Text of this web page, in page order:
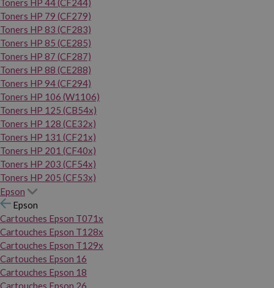
Toners HP 44 (CF244)
Toners HP 79 (CF279)
Toners HP 83 (CF283)
Toners HP 85 (CE285)
Toners HP 87 (CF287)
Toners HP 88 (CE288)
Toners HP 94 (CF294)
Toners HP 106 (W1106)
Toners HP 125 (CB54x)
Toners HP 128 (CE32x)
Toners HP 131 (CF21x)
Toners HP 201 (CF40x)
Toners HP 203 (CF54x)
Toners HP 205 (CF53x)
Epson
Epson
Cartouches Epson T071x
Cartouches Epson T128x
Cartouches Epson T129x
Cartouches Epson 16
Cartouches Epson 18
Cartouches Epson 26